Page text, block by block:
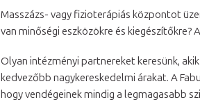
Masszázs- vagy fizioterápiás központot
van minőségi eszközökre és kiegészítőkre?
Olyan intézményi partnereket keresünk,
kedvezőbb nagykereskedelmi árakat. A
hogy vendégeinek mindig a legmagasabb